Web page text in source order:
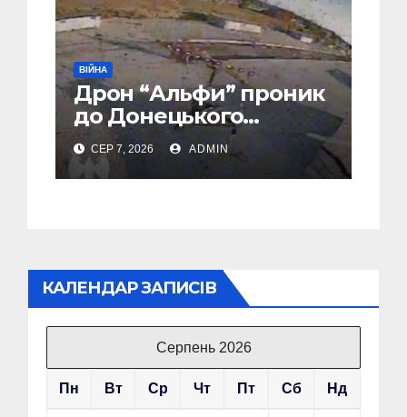
ВІЙНА
Дрон “Альфи” проник
до Донецького
аеропорту та спалив
“Шахед” ще до запуску
СЕР 7, 2026 ADMIN
КАЛЕНДАР ЗАПИСІВ
Серпень 2026
Пн Вт Ср Чт Пт Сб Нд